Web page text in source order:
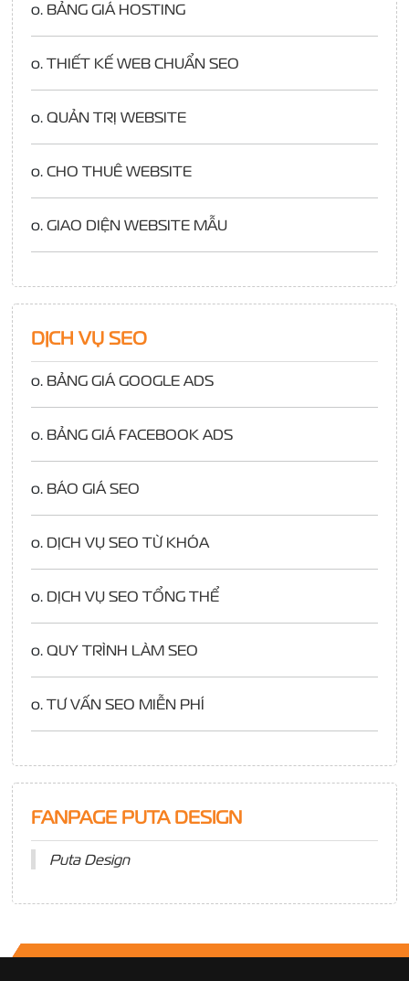
o. BẢNG GIÁ HOSTING
o. THIẾT KẾ WEB CHUẨN SEO
o. QUẢN TRỊ WEBSITE
o. CHO THUÊ WEBSITE
o. GIAO DIỆN WEBSITE MẪU
DỊCH VỤ SEO
o. BẢNG GIÁ GOOGLE ADS
o. BẢNG GIÁ FACEBOOK ADS
o. BÁO GIÁ SEO
o. DỊCH VỤ SEO TỪ KHÓA
o. DỊCH VỤ SEO TỔNG THỂ
o. QUY TRÌNH LÀM SEO
o. TƯ VẤN SEO MIỄN PHÍ
FANPAGE PUTA DESIGN
Puta Design